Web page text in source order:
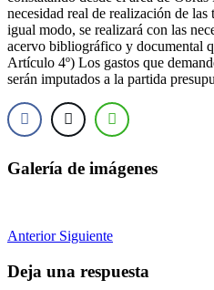
necesidad real de realización de las
igual modo, se realizará con las
acervo bibliográfico y documental
Artículo 4º) Los gastos que
serán imputados a la partida
Galería de imágenes
Anterior Siguiente
Deja una respuesta